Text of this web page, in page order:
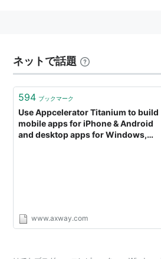
Mobileだけでなく
ネットで話題
594 ブックマーク
Use Appcelerator Titanium to build
mobile apps for iPhone & Android
and desktop apps for Windows,
www.axway.com